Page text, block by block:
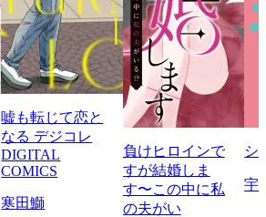
嘘も転じて恋と
なる デジコレ
DIGITAL
COMICS
寒田鰤
負けヒロインで
すが結婚しま
す〜この中に私
の夫がい
シ
宇